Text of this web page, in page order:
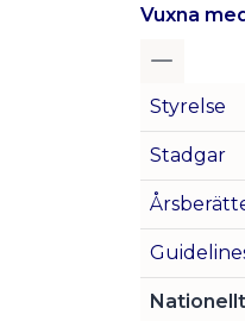
Vuxna
Visa/
Styrelse
Stadgar